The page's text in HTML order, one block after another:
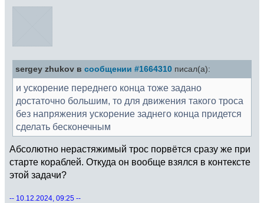
sergey zhukov в сообщении #1664310 писал(а):
и ускорение переднего конца тоже задано
достаточно большим, то для движения такого троса
без напряжения ускорение заднего конца придется
сделать бесконечным
Абсолютно нерастяжимый трос порвётся сразу же при
старте кораблей. Откуда он вообще взялся в контексте
этой задачи?
-- 10.12.2024, 09:25 --